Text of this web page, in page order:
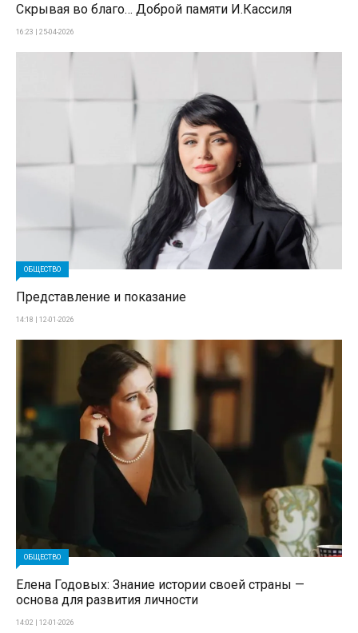
Скрывая во благо… Доброй памяти И.Кассиля
16:23 | 25-04-2026
ОБЩЕСТВО
Представление и показание
14:18 | 12-01-2026
ОБЩЕСТВО
Елена Годовых: Знание истории своей страны —
основа для развития личности
14:02 | 12-01-2026